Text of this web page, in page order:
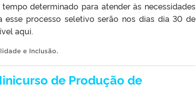
determinado para atender às necessidades
esse processo seletivo serão nos dias dia 30 de
aqui.
e Inclusão.
de Produção de